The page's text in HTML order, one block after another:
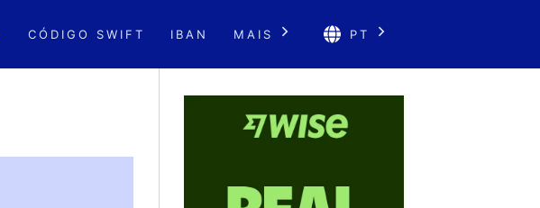
CÓDIGO SWIFT IBAN MAIS PT